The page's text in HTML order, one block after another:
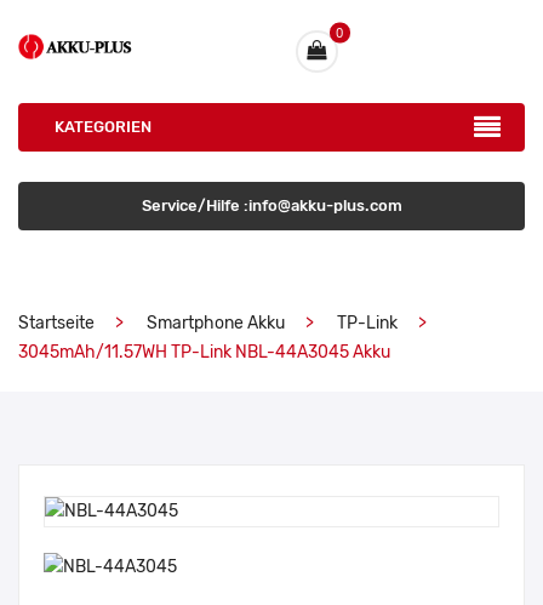
0
KATEGORIEN
Service/Hilfe :info@akku-plus.com
Startseite Smartphone Akku
TP-Link
3045mAh/11.57WH TP-Link NBL-44A3045 Akku